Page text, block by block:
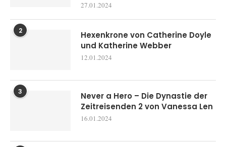
27.01.2024
2
Hexenkrone von Catherine Doyle
und Katherine Webber
12.01.2024
3
Never a Hero – Die Dynastie der
Zeitreisenden 2 von Vanessa Len
16.01.2024